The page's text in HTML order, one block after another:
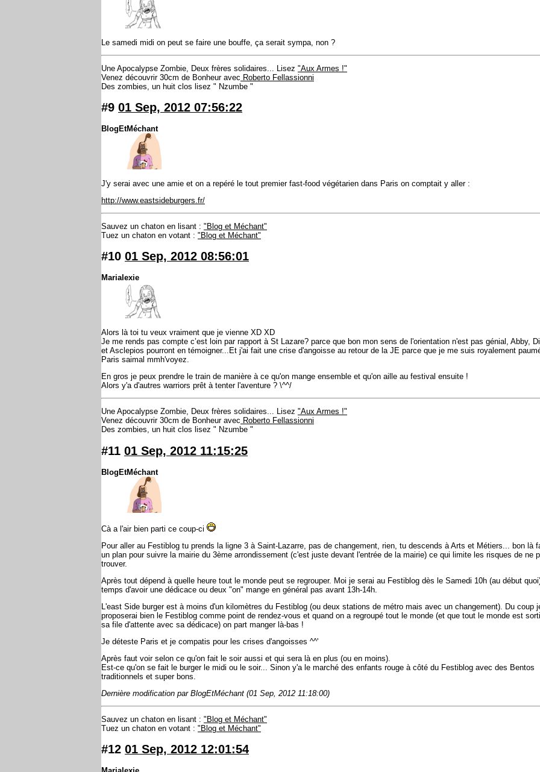
Le samedi midi on peut se faire une bouffe, ça serait sympa, non ?
Une Apocalypse Zombie, Deux frères solidaires... Lisez "Aux Armes !"
Venez découvrir 30cm de Bonheur avec Roberto Fellassionni
Des zombies, un huit clos lisez " Nzumbe "
#9 01 Sep, 2012 07:56:22
BlogEtMéchant
J'y serai avec une amie et on a repéré le tout premier fast-food végétarien dans Paris on comptait y aller :
http://www.eastsideburgers.fr/
Sauvez un chaton en lisant : "Blog et Méchant"
Tuez un chaton en votant : "Blog et Méchant"
#10 01 Sep, 2012 08:56:01
Marialexie
Alors là toi tu veux vraiment que je vienne XD XD
Je me rends pas compte c’est loin par rapport à St Lazare? parce que bon mon sens de l'orientation n'est pas génial, Abby,
et Asclepios pourront en témoigner...Et j'ai fait une crise d'angoisse au retour de la JE parce que je me suis royalement
Paris saimal mmh'voyez.
En gros je peux prendre le train de manière à ce qu'on mange ensemble et qu'on aille au festival ensuite !
Alors y'a d'autres warriors prêt à tenter l'aventure ? \^^/
Une Apocalypse Zombie, Deux frères solidaires... Lisez "Aux Armes !"
Venez découvrir 30cm de Bonheur avec Roberto Fellassionni
Des zombies, un huit clos lisez " Nzumbe "
#11 01 Sep, 2012 11:15:25
BlogEtMéchant
Cà a l'air bien parti ce coup-ci
Pour aller au Festiblog tu prends la ligne 3 à Saint-Lazarre, pas de changement, rien, tu descends à Arts et Métiers... bon là
un plan pour suivre la mairie du 3ème arrondissement (c'est juste devant l'entrée de la mairie) ce qui limite les risques de ne
trouver.
Après tout dépend à quelle heure tout le monde peut se regrouper. Moi je serai au Festiblog dès le Samedi 10h (au début
temps d'avoir une dédicace ou deux "on" mange en général pas avant 13h-14h.
L'east Side burger est à moins d'un kilomètres du Festiblog (ou deux stations de métro mais avec un changement). Du coup
proposerai bien le Festiblog comme point de rendez-vous et quand on a regroupé tout le monde (et que tout le monde est
sa file d'attente avec sa dédicace) on part manger là-bas !
Je déteste Paris et je compatis pour les crises d'angoisses ^^'
Après faut voir selon ce qu'on fait le soir aussi et qui sera là en plus (ou en moins).
Est-ce qu'on se fait le burger le midi ou le soir... Sinon y'a le marché des enfants rouge à côté du Festiblog avec des Bentos
traditionnels et super bons.
Dernière modification par BlogEtMéchant (01 Sep, 2012 11:18:00)
Sauvez un chaton en lisant : "Blog et Méchant"
Tuez un chaton en votant : "Blog et Méchant"
#12 01 Sep, 2012 12:01:54